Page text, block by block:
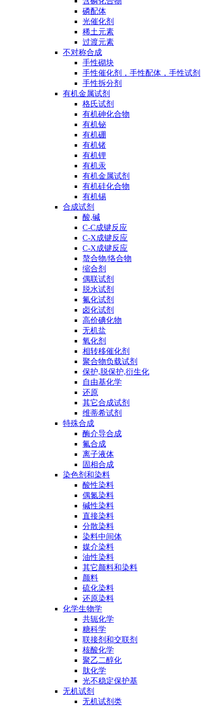
磷配体
光催化剂
稀土元素
过渡元素
不对称合成
手性砌块
手性催化剂，手性配体，手性试剂
手性拆分剂
有机金属试剂
格氏试剂
有机砷化合物
有机铋
有机硼
有机锗
有机锂
有机汞
有机金属试剂
有机硅化合物
有机锡
合成试剂
酸,碱
C-C成键反应
C-X成键反应
C-X成键反应
螯合物/络合物
缩合剂
偶联试剂
脱水试剂
氟化试剂
卤化试剂
高价碘化物
无机盐
氧化剂
相转移催化剂
聚合物负载试剂
保护,脱保护,衍生化
自由基化学
还原
其它合成试剂
维蒂希试剂
特殊合成
酶介导合成
氟合成
离子液体
固相合成
染色剂和染料
酸性染料
偶氮染料
碱性染料
直接染料
分散染料
染料中间体
媒介染料
油性染料
其它颜料和染料
颜料
硫化染料
还原染料
化学生物学
共轭化学
糖科学
联接剂和交联剂
核酸化学
聚乙二醇化
肽化学
光不稳定保护基
无机试剂
无机试剂类